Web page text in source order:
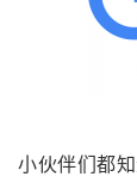
小伙伴们都